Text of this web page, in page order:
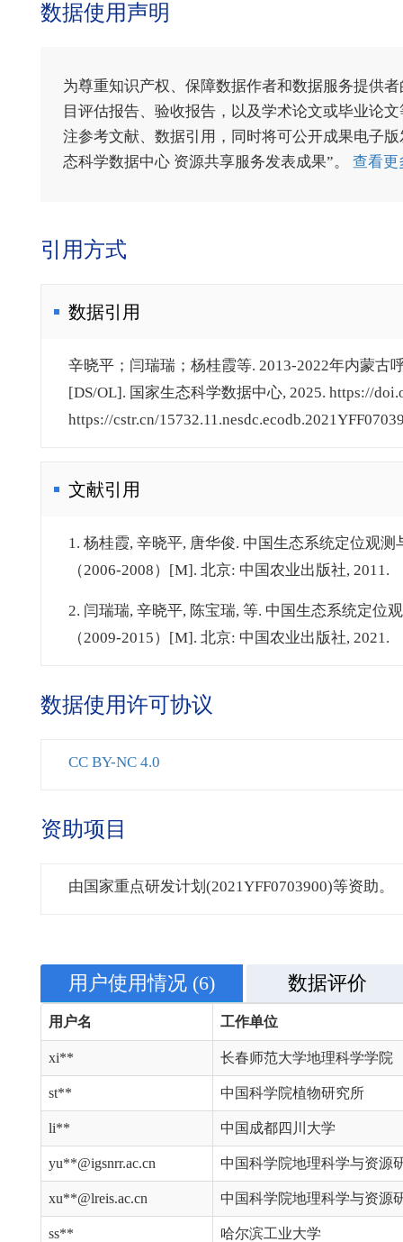
数据使用声明
为尊重知识产权、保障数据作者和数据服务提供
目评估报告、验收报告，以及学术论文或毕业论
注参考文献、数据引用，同时将可公开成果电子
态科学数据中心 资源共享服务发表成果”。 查看
引用方式
数据引用
辛晓平；闫瑞瑞；杨桂霞等. 2013-2022年内蒙
[DS/OL]. 国家生态科学数据中心, 2025. https://
https://cstr.cn/
文献引用
1. 杨桂霞, 辛晓平, 唐华俊. 中国生态系统定位观
（2006-2008）[M]. 北京: 中国农业出版社, 2011.
2. 闫瑞瑞, 辛晓平, 陈宝瑞, 等. 中国生态系统定
（2009-2015）[M]. 北京: 中国农业出版社, 2021.
数据使用许可协议
CC BY-NC 4.0
资助项目
由国家重点研发计划(2021YFF0703900)等资助。
用户使用情况 (6) 数据评价
用户名 工作单位
xi** 长春师范大学地理科学学院
st** 中国科学院植物研究所
li** 中国成都四川大学
yu**@igsnrr.ac.cn 中国科学院地理科学与资源
xu**@lreis.ac.cn 中国科学院地理科学与资源
ss** 哈尔滨工业大学